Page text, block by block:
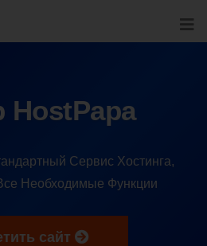
HostPapa
Сервис Хостинга,
Необходимые Функции
сайт